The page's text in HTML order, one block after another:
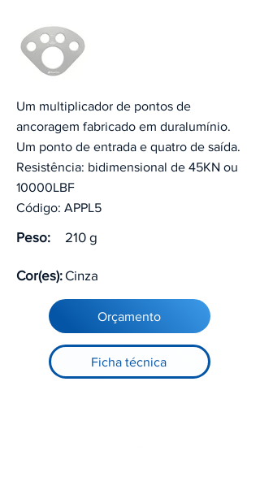
Um multiplicador de pontos de
ancoragem fabricado em duralumínio.
Um ponto de entrada e quatro de saída.
Resistência: bidimensional de 45KN ou
10000LBF
Código: APPL5
Peso: 210 g
Cor(es):Cinza
Orçamento
Ficha técnica